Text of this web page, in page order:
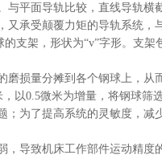
平面导轨比较，直线导轨
承受颠覆力矩的导轨系统，
支架，形状为“v”字形。支
损量分摊到各个钢球上，
以0.5微米为增量，将钢球
为了提高系统的灵敏度，
导致机床工作部件运动精